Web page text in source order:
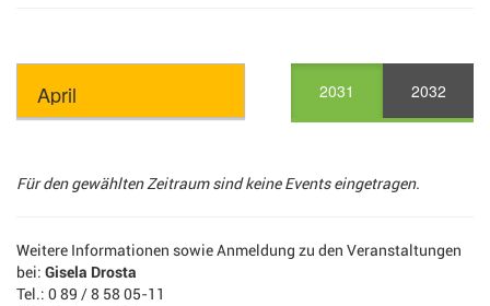
2031 2032
Für den gewählten Zeitraum sind keine Events eingetragen.
Weitere Informationen sowie Anmeldung zu den Veranstaltungen
bei: Gisela Drosta
Tel.: 0 89 / 8 58 05-11